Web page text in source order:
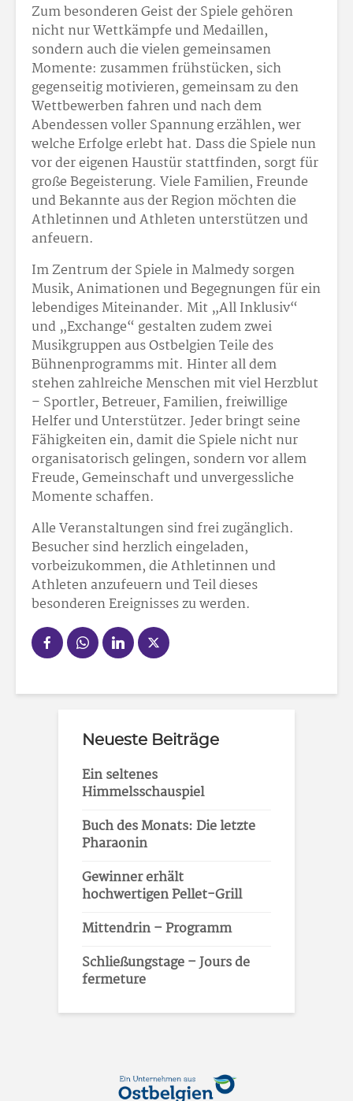
Zum besonderen Geist der Spiele gehören
nicht nur Wettkämpfe und Medaillen,
sondern auch die vielen gemeinsamen
Momente: zusammen frühstücken, sich
gegenseitig motivieren, gemeinsam zu den
Wettbewerben fahren und nach dem
Abendessen voller Spannung erzählen, wer
welche Erfolge erlebt hat. Dass die Spiele nun
vor der eigenen Haustür stattfinden, sorgt für
große Begeisterung. Viele Familien, Freunde
und Bekannte aus der Region möchten die
Athletinnen und Athleten unterstützen und
anfeuern.
Im Zentrum der Spiele in Malmedy sorgen
Musik, Animationen und Begegnungen für ein
lebendiges Miteinander. Mit „All Inklusiv“
und „Exchange“ gestalten zudem zwei
Musikgruppen aus Ostbelgien Teile des
Bühnenprogramms mit. Hinter all dem
stehen zahlreiche Menschen mit viel Herzblut
– Sportler, Betreuer, Familien, freiwillige
Helfer und Unterstützer. Jeder bringt seine
Fähigkeiten ein, damit die Spiele nicht nur
organisatorisch gelingen, sondern vor allem
Freude, Gemeinschaft und unvergessliche
Momente schaffen.
Alle Veranstaltungen sind frei zugänglich.
Besucher sind herzlich eingeladen,
vorbeizukommen, die Athletinnen und
Athleten anzufeuern und Teil dieses
besonderen Ereignisses zu werden.
Neueste Beiträge
Ein seltenes
Himmelsschauspiel
Buch des Monats: Die letzte
Pharaonin
Gewinner erhält
hochwertigen Pellet-Grill
Mittendrin – Programm
Schließungstage – Jours de
fermeture